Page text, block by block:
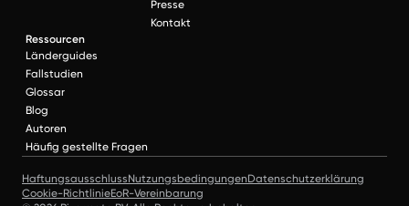
Presse
Kontakt
Ressourcen
Länderguides
Fallstudien
Glossar
Blog
Autoren
Häufig gestellte Fragen
HaftungsausschlussNutzungsbedingungenDatenschutzerklärung
Cookie-RichtlinieEoR-Vereinbarung